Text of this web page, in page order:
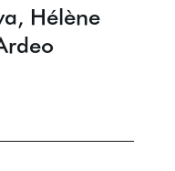
Hélène